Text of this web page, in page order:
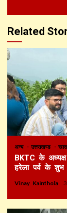
Related
अन्य उत्तराखण्ड
BKTC के
हरेला पर्व के शुभ
Vinay Kainthola